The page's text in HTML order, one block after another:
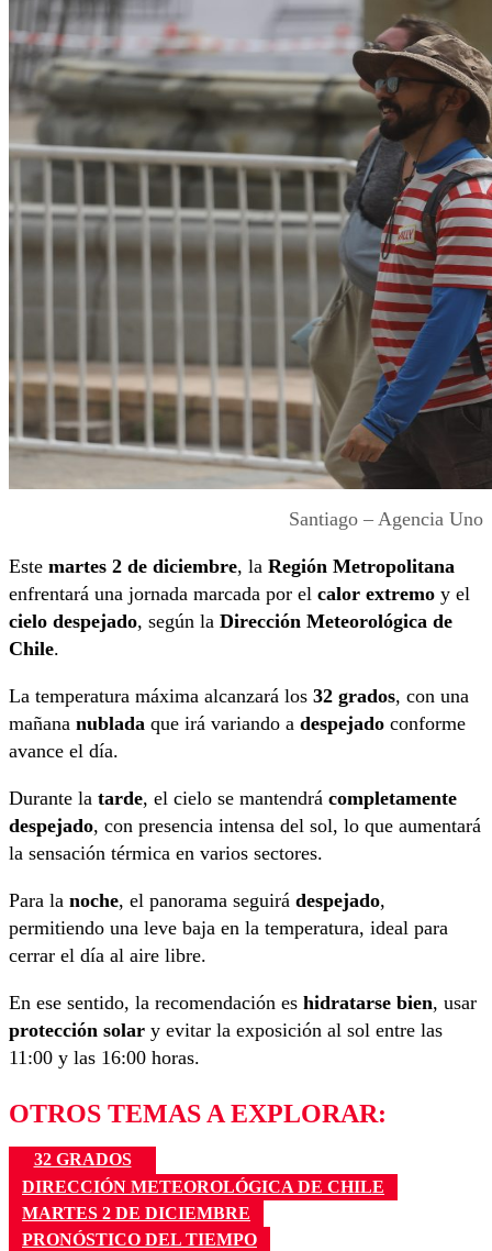
Santiago – Agencia Uno
Este martes 2 de diciembre, la Región Metropolitana
enfrentará una jornada marcada por el calor extremo y el
cielo despejado, según la Dirección Meteorológica de
Chile.
La temperatura máxima alcanzará los 32 grados, con una
mañana nublada que irá variando a despejado conforme
avance el día.
Durante la tarde, el cielo se mantendrá completamente
despejado, con presencia intensa del sol, lo que aumentará
la sensación térmica en varios sectores.
Para la noche, el panorama seguirá despejado,
permitiendo una leve baja en la temperatura, ideal para
cerrar el día al aire libre.
En ese sentido, la recomendación es hidratarse bien, usar
protección solar y evitar la exposición al sol entre las
11:00 y las 16:00 horas.
OTROS TEMAS A EXPLORAR:
32 GRADOS
DIRECCIÓN METEOROLÓGICA DE CHILE
MARTES 2 DE DICIEMBRE
PRONÓSTICO DEL TIEMPO